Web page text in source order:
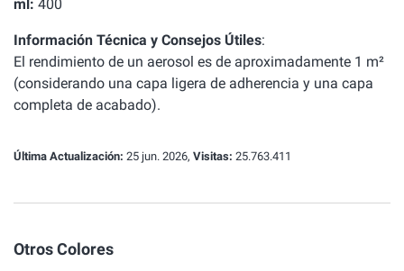
ml: 400
Información Técnica y Consejos Útiles:
El rendimiento de un aerosol es de aproximadamente 1 m²
(considerando una capa ligera de adherencia y una capa
completa de acabado).
Última Actualización: 25 jun. 2026, Visitas: 25.763.411
Otros Colores